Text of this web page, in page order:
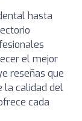
hasta
el mejor
reseñas que
la calidad del
cada